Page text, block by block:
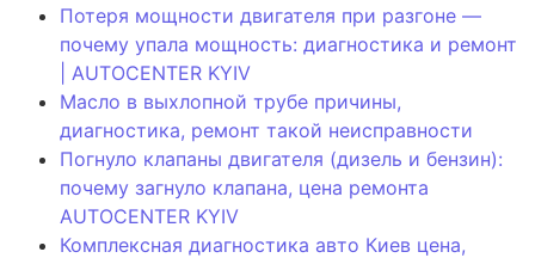
Потеря мощности двигателя при разгоне —
почему упала мощность: диагностика и ремонт
| AUTOCENTER KYIV
Масло в выхлопной трубе причины,
диагностика, ремонт такой неисправности
Погнуло клапаны двигателя (дизель и бензин):
почему загнуло клапана, цена ремонта
AUTOCENTER KYIV
Комплексная диагностика авто Киев цена,